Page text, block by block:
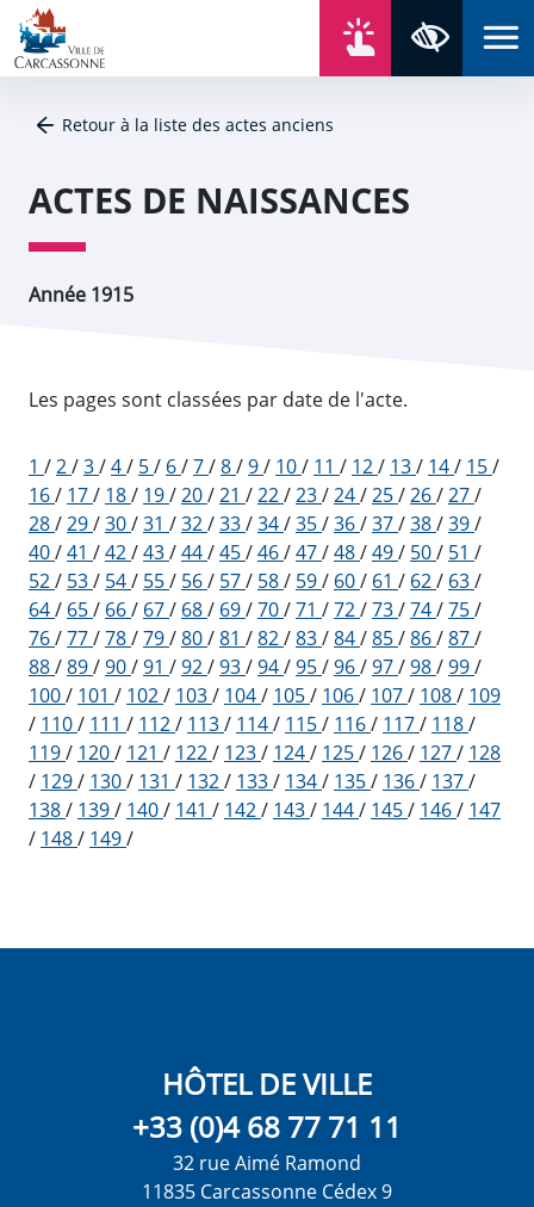
Aller au contenu
Aller au menu
Aller au plan du site
Aller à la recherche
Retour à la liste des actes anciens
ACTES DE NAISSANCES
Année 1915
Les pages sont classées par date de l'acte.
1 /2/3/4/ 5/ 6/7/8/9/ 10/ 11 / 12/ 13/ 14/ 15/
16/ 17/ 18/ 19/20/21 /22/23/24/25/26/27/
28/29/30/31 /32/33/34/35/36/37/38/39/
40/41 /42/43/44/45/46/47/48/49/ 50/ 51 /
52/ 53/ 54/ 55/ 56/ 57/ 58/ 59/ 60/ 61 / 62/ 63/
64/ 65/ 66/ 67/ 68/ 69/70/71 /72/73/74/75/
76/77/78/79/80/81 /82/83/84/85/86/87/
88/89/90/91 /92/93/94/95/96/97/98/99/
100/ 101 / 102/ 103/ 104/ 105/ 106/ 107/ 108/ 109
/ 110/ 111 / 112/ 113/ 114/ 115/ 116/ 117/ 118/
119/ 120/ 121 / 122/ 123/ 124/ 125/ 126/ 127/ 128
/ 129/ 130/ 131 / 132/ 133/ 134/ 135/ 136/ 137/
138/ 139/ 140/ 141 / 142/ 143/ 144/ 145/ 146/ 147
/ 148/ 149/
HÔTEL DE VILLE
+33 (0)4 68 77 71 11
32 rue Aimé Ramond
11835 Carcassonne Cédex 9
Panneau de gestion des cookies